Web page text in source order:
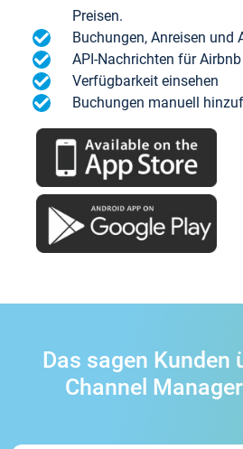
Preisen.
Buchungen, Anreisen und
API-Nachrichten für
Verfügbarkeit einsehen
Buchungen manuell
Das sagen Kunden
Channel